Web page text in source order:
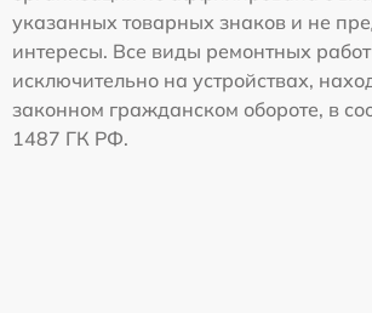
указанных товарных знаков и не
интересы. Все виды ремонтных
исключительно на устройствах,
законном гражданском обороте, в
1487 ГК РФ.